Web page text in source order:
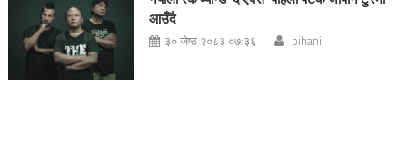
आउँदै
३० जेष्ठ २०८३ ०७:३६ bihani